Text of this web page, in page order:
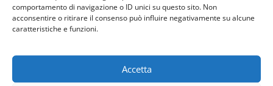
comportamento di navigazione o ID unici su questo sito. Non
acconsentire o ritirare il consenso può influire negativamente su alcune
caratteristiche e funzioni.
Accetta
per permettere che essa fuoriesca da altre
bocchette.
fuoriuscita di questa aria stantia e quindi anche